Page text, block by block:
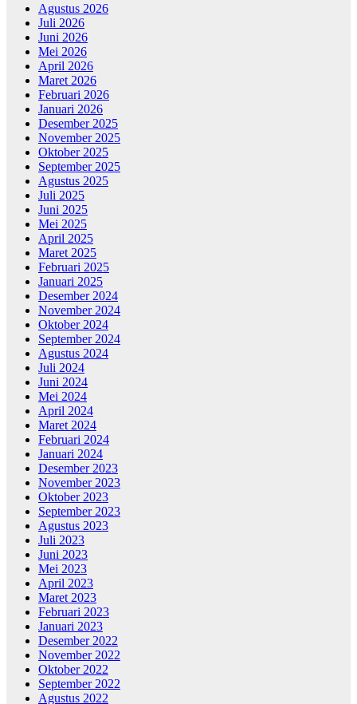
Agustus 2026
Juli 2026
Juni 2026
Mei 2026
April 2026
Maret 2026
Februari 2026
Januari 2026
Desember 2025
November 2025
Oktober 2025
September 2025
Agustus 2025
Juli 2025
Juni 2025
Mei 2025
April 2025
Maret 2025
Februari 2025
Januari 2025
Desember 2024
November 2024
Oktober 2024
September 2024
Agustus 2024
Juli 2024
Juni 2024
Mei 2024
April 2024
Maret 2024
Februari 2024
Januari 2024
Desember 2023
November 2023
Oktober 2023
September 2023
Agustus 2023
Juli 2023
Juni 2023
Mei 2023
April 2023
Maret 2023
Februari 2023
Januari 2023
Desember 2022
November 2022
Oktober 2022
September 2022
Agustus 2022